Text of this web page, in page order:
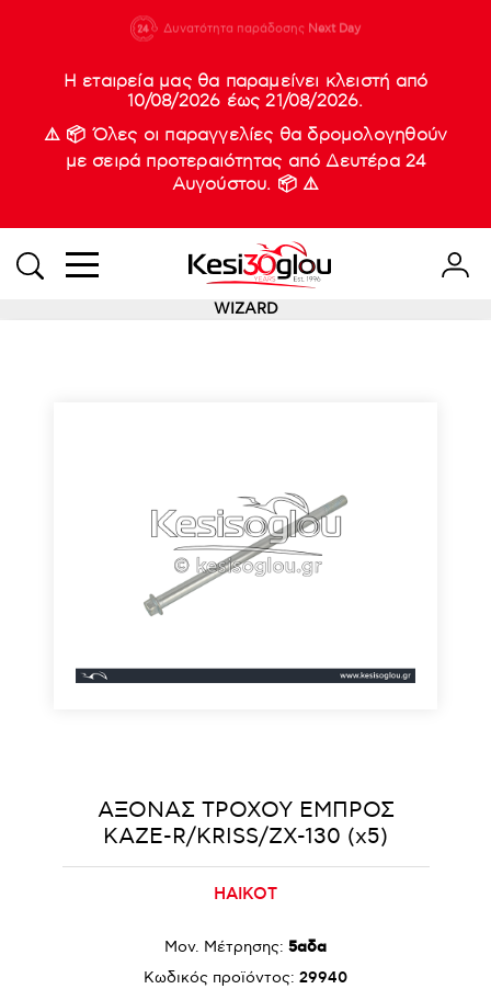
933
Δυνατότητα παράδοσης Next Day
Νέες
Η εταιρεία μας θα παραμείνει κλειστή από
10/08/2026 έως 21/08/2026.
⚠️ 📦 Όλες οι παραγγελίες θα δρομολογηθούν
με σειρά προτεραιότητας από Δευτέρα 24
Αυγούστου. 📦 ⚠️
WIZARD
ΑΞΟΝΑΣ ΤΡΟΧΟΥ ΕΜΠΡΟΣ
KAZE-R/KRISS/ZX-130 (x5)
HAIKOT
Μον. Μέτρησης: 5αδα
Κωδικός προϊόντος: 29940